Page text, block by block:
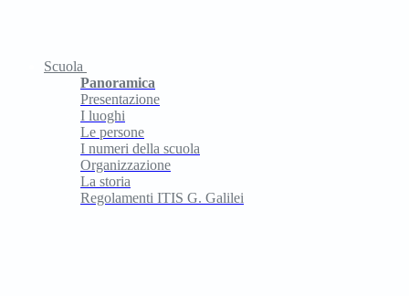
Scuola
Panoramica
Presentazione
I luoghi
Le persone
I numeri della scuola
Organizzazione
La storia
Regolamenti ITIS G. Galilei